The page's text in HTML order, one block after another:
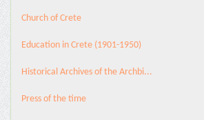
Church of Crete
Education in Crete (1901-1950)
Historical Archives of the Archbi...
Press of the time